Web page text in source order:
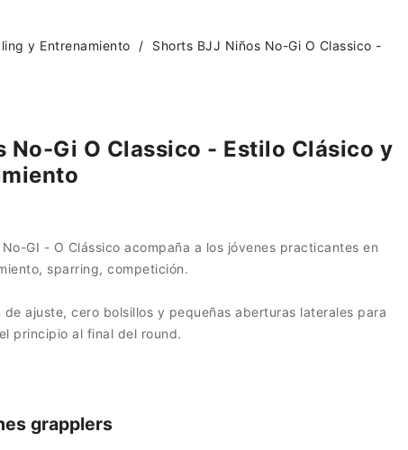
y Entrenamiento
Shorts BJJ Niños No-Gi O Classico -
No-Gi O Classico - Estilo Clásico y
GI - O Clássico acompaña a los jóvenes practicantes en
sparring, competición.
ajuste, cero bolsillos y pequeñas aberturas laterales para
principio al final del round.
grapplers